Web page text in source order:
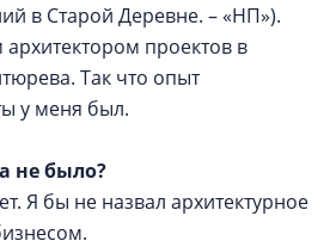
в Старой Деревне. – «НП»).
проектов в
Так что опыт
у меня был.
не было?
Я бы не назвал архитектурное